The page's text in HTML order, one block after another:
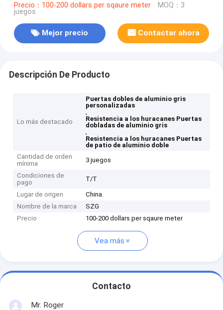
Precio：100-200 dollars per sqaure meter MOQ：3
juegos
Mejor precio Contactar ahora
Descripción De Producto
Lo más destacado
Puertas dobles de aluminio gris
personalizadas
,
Resistencia a los huracanes Puertas
dobladas de aluminio gris
,
Resistencia a los huracanes Puertas
de patio de aluminio doble
Cantidad de orden
mínima
3 juegos
Condiciones de
pago
T/T
Lugar de origen
China.
Nombre de la marca
SZG
Precio
100-200 dollars per sqaure meter
Vea más
Contacto
Mr. Roger